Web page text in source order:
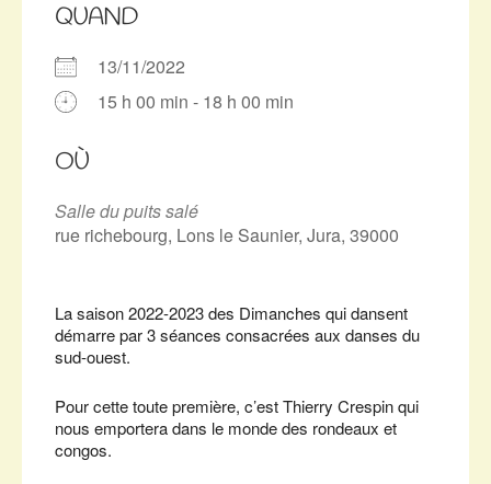
QUAND
13/11/2022
15 h 00 min - 18 h 00 min
OÙ
Salle du puits salé
rue richebourg, Lons le Saunier, Jura, 39000
La saison 2022-2023 des Dimanches qui dansent
démarre par 3 séances consacrées aux danses du
sud-ouest.
Pour cette toute première, c’est Thierry Crespin qui
nous emportera dans le monde des rondeaux et
congos.